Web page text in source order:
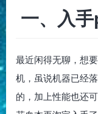
一、入
最近闲得无聊，想
机，虽说机器已经
的，加上性能也还